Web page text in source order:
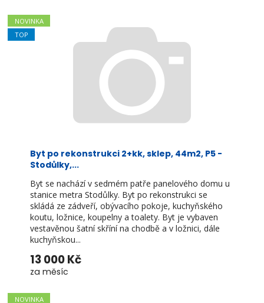
Byt po rekonstrukci 2+kk, sklep, 44m2, P5 -
Stodůlky,...
13 000 Kč
za měsíc
NOVINKA
TOP
Byt se nachází v sedmém patře panelového domu u
stanice metra Stodůlky. Byt po rekonstrukci se
skládá ze zádveří, obývacího pokoje, kuchyňského
koutu, ložnice, koupelny a toalety. Byt je vybaven
vestavěnou šatní skříní na chodbě a v ložnici, dále
kuchyňskou...
NOVINKA